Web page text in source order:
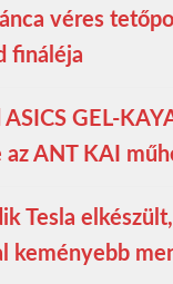
véres
fináléja
ASICS GEL-
ANT KAI
Tesla
keményebb